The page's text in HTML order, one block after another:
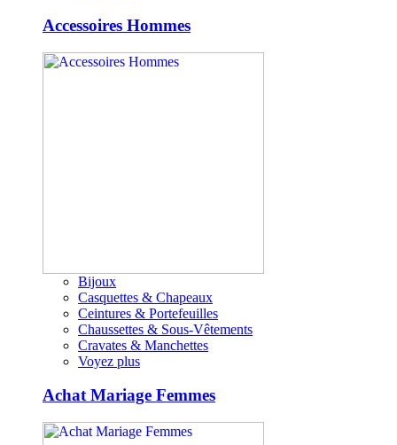
Accessoires Hommes
Bijoux
Casquettes & Chapeaux
Ceintures & Portefeuilles
Chaussettes & Sous-Vêtements
Cravates & Manchettes
Voyez plus
Achat Mariage Femmes